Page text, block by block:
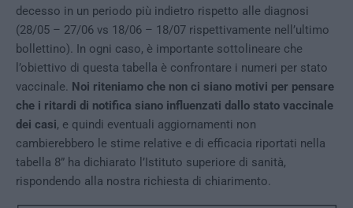
decesso in un periodo più indietro rispetto alle diagnosi
(28/05 – 27/06 vs 18/06 – 18/07 rispettivamente nell’ultimo
bollettino). In ogni caso, è importante sottolineare che
l’obiettivo di questa tabella è confrontare i numeri per stato
vaccinale. Noi riteniamo che non ci siano motivi per pensare
che i ritardi di notifica siano influenzati dallo stato vaccinale
dei casi, e quindi eventuali aggiornamenti non
cambierebbero le stime relative e di efficacia riportati nella
tabella 8” ha dichiarato l’Istituto superiore di sanità,
rispondendo alla nostra richiesta di chiarimento.